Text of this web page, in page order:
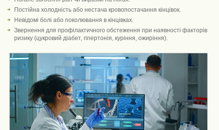
Постійна холодність або нестача кровопостачання кінцівок.
Невідомі болі або поколювання в кінцівках.
Звернення для профілактичного обстеження при наявності факторів
ризику (цукровий діабет, гіпертонія, куріння, ожиріння).